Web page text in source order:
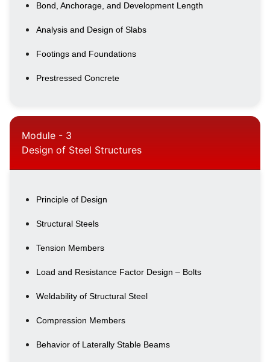
Bond, Anchorage, and Development Length
Analysis and Design of Slabs
Footings and Foundations
Prestressed Concrete
Module - 3
Design of Steel Structures
Principle of Design
Structural Steels
Tension Members
Load and Resistance Factor Design – Bolts
Weldability of Structural Steel
Compression Members
Behavior of Laterally Stable Beams